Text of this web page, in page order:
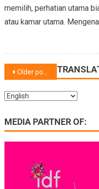
memilih, perhatian utama
atau kamar utama.
Posts
navigation
Older posts
MEDIA PARTNER OF: